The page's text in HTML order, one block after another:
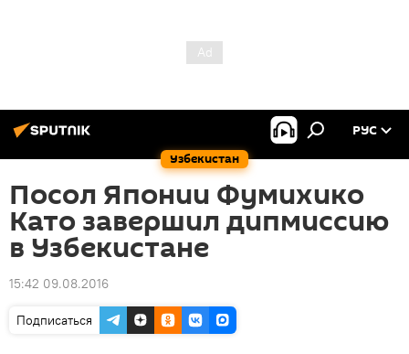
Узбекистан
РУС
Посол Японии Фумихико
Като завершил дипмиссию
в Узбекистане
15:42 09.08.2016
Подписаться